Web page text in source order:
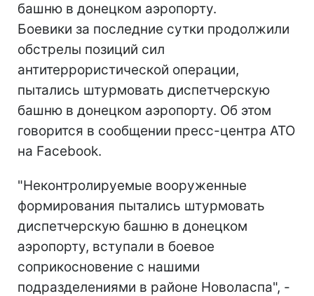
башню в донецком аэропорту.
Боевики за последние сутки продолжили
обстрелы позиций сил
антитеррористической операции,
пытались штурмовать диспетчерскую
башню в донецком аэропорту. Об этом
говорится в сообщении пресс-центра АТО
на Facebook.
"Неконтролируемые вооруженные
формирования пытались штурмовать
диспетчерскую башню в донецком
аэропорту, вступали в боевое
соприкосновение с нашими
подразделениями в районе Новоласпа", -